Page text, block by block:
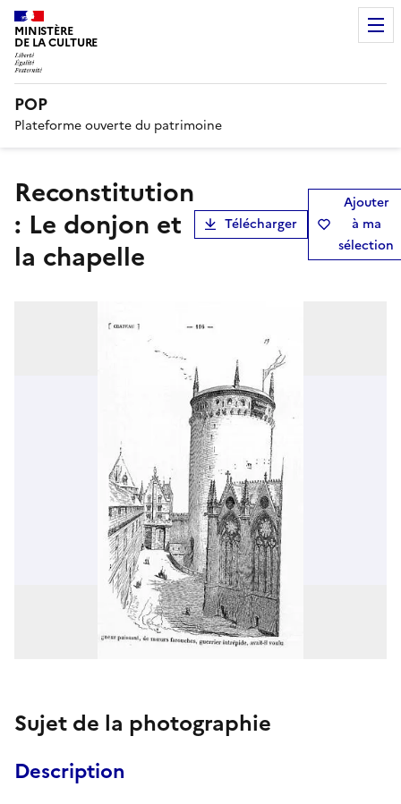
MINISTÈRE
DE LA CULTURE
POP
Plateforme ouverte du patrimoine
Reconstitution
: Le donjon et
la chapelle
Télécharger
Ajouter
à ma
sélection
Sujet de la photographie
Description